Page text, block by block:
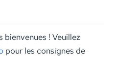
! Veuillez
pour les consignes de